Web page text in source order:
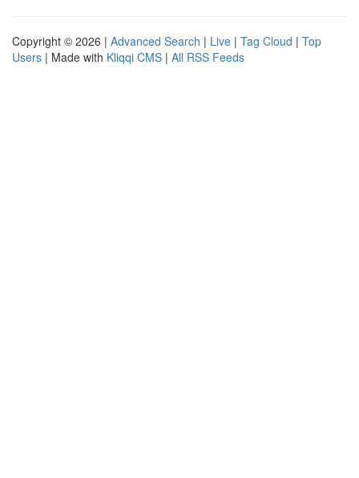
Copyright © 2026 | Advanced Search | Live | Tag Cloud | Top
Users | Made with Kliqqi CMS | All RSS Feeds